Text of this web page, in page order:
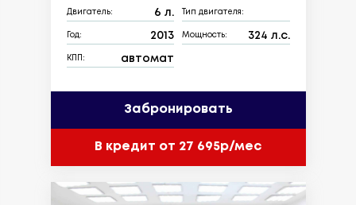
Двигатель: 6 л. Тип двигателя:
Год: 2013 Мощность: 324 л.с.
КПП: автомат
Забронировать
В кредит от 27 695р/мес